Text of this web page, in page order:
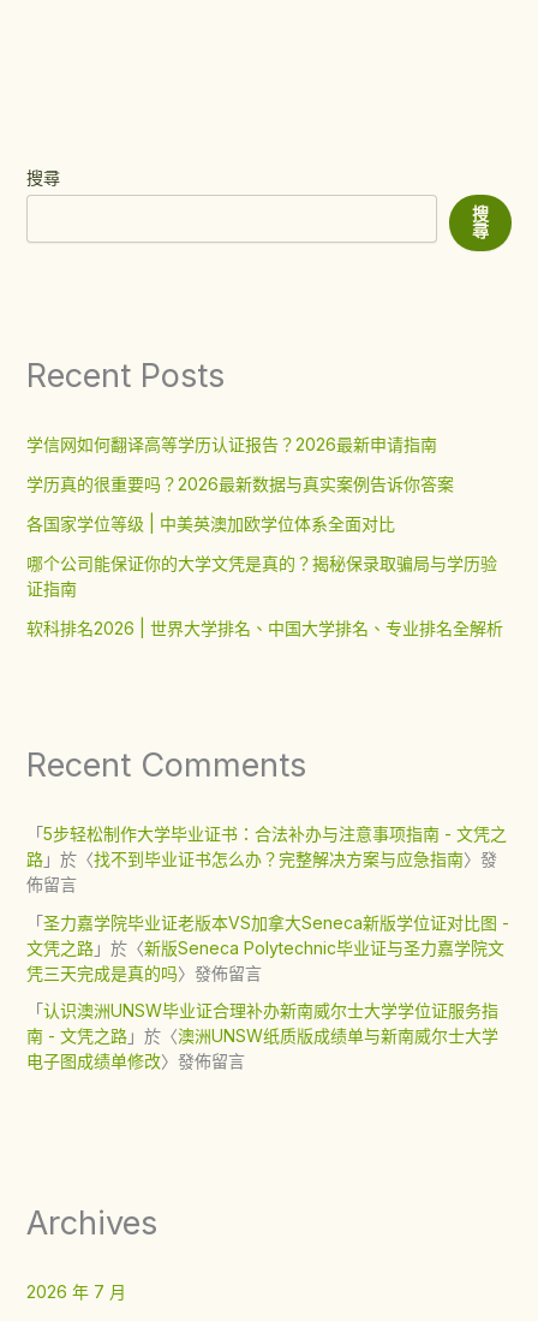
搜尋
搜
尋
Recent Posts
学信网如何翻译高等学历认证报告？2026最新申请指南
学历真的很重要吗？2026最新数据与真实案例告诉你答案
各国家学位等级 | 中美英澳加欧学位体系全面对比
哪个公司能保证你的大学文凭是真的？揭秘保录取骗局与学历验
证指南
软科排名2026 | 世界大学排名、中国大学排名、专业排名全解析
Recent Comments
「5步轻松制作大学毕业证书：合法补办与注意事项指南 - 文凭之
路」於〈找不到毕业证书怎么办？完整解决方案与应急指南〉發
佈留言
「圣力嘉学院毕业证老版本VS加拿大Seneca新版学位证对比图 -
文凭之路」於〈新版Seneca Polytechnic毕业证与圣力嘉学院文
凭三天完成是真的吗〉發佈留言
「认识澳洲UNSW毕业证合理补办新南威尔士大学学位证服务指
南 - 文凭之路」於〈澳洲UNSW纸质版成绩单与新南威尔士大学
电子图成绩单修改〉發佈留言
Archives
2026 年 7 月